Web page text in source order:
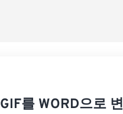
GIF를 WORD으로